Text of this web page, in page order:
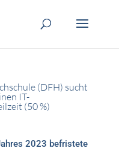
(DFH) sucht
IT-
(50 %)
2023 befristete